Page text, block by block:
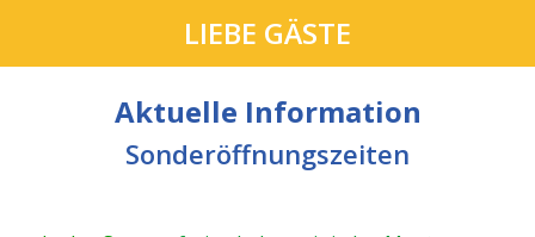
LIEBE GÄSTE
Aktuelle Information
Sonderöffnungszeiten